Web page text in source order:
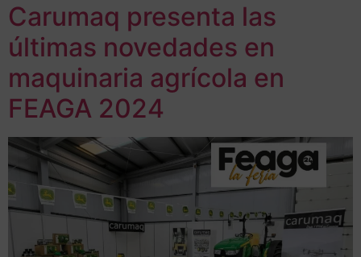
Carumaq presenta las
últimas novedades en
maquinaria agrícola en
FEAGA 2024